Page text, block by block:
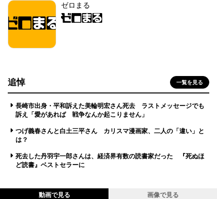
ゼロまる
追悼 一覧を見る
長崎市出身・平和訴えた美輪明宏さん死去 ラストメッセージでも
訴え「愛があれば 戦争なんか起こりません」
つげ義春さんと白土三平さん カリスマ漫画家、二人の「違い」と
は？
死去した丹羽宇一郎さんは、経済界有数の読書家だった 『死ぬほ
ど読書』ベストセラーに
動画で見る 画像で見る